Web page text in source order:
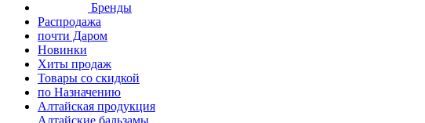
Бренды
Распродажа
почти Даром
Новинки
Хиты продаж
Товары со скидкой
по Назначению
Алтайская продукция
Алтайские бальзамы